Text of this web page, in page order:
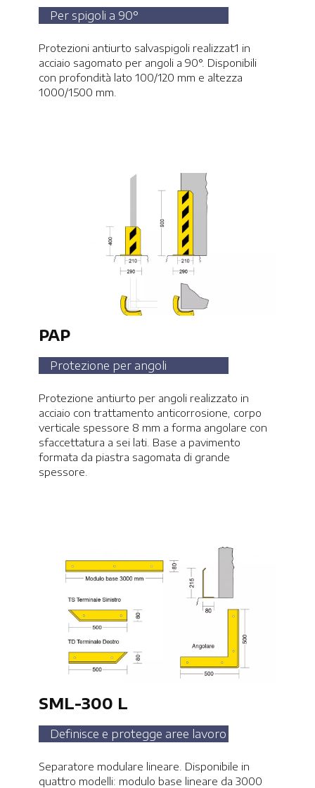
Per spigoli a 90°
Protezioni antiurto salvaspigoli realizzat1 in
acciaio sagomato per angoli a 90°. Disponibili
con profondità lato 100/120 mm e altezza
1000/1500 mm.
PAP
Protezione per angoli
Protezione antiurto per angoli realizzato in
acciaio con trattamento anticorrosione, corpo
verticale spessore 8 mm a forma angolare con
sfaccettatura a sei lati. Base a pavimento
formata da piastra sagomata di grande
spessore.
SML-300 L
Definisce e protegge aree lavoro
Separatore modulare lineare. Disponibile in
quattro modelli: modulo base lineare da 3000